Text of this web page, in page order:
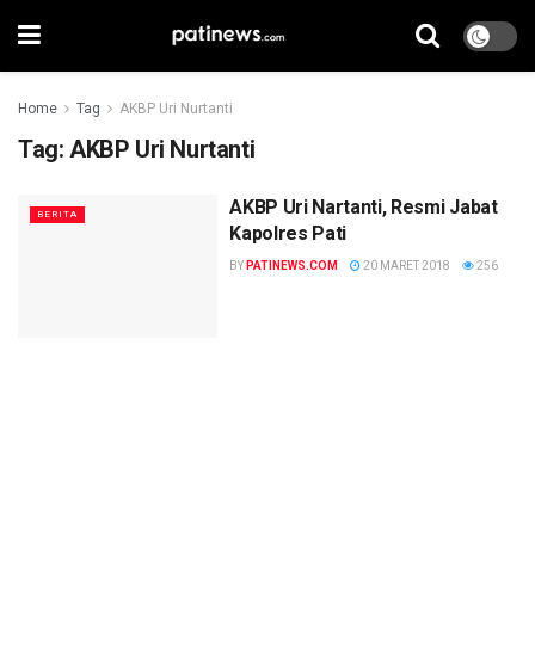
Home Tag AKBP Uri Nurtanti
Tag: AKBP Uri Nurtanti
BERITA
AKBP Uri Nartanti, Resmi Jabat
Kapolres Pati
BY PATINEWS.COM 20 MARET 2018 256